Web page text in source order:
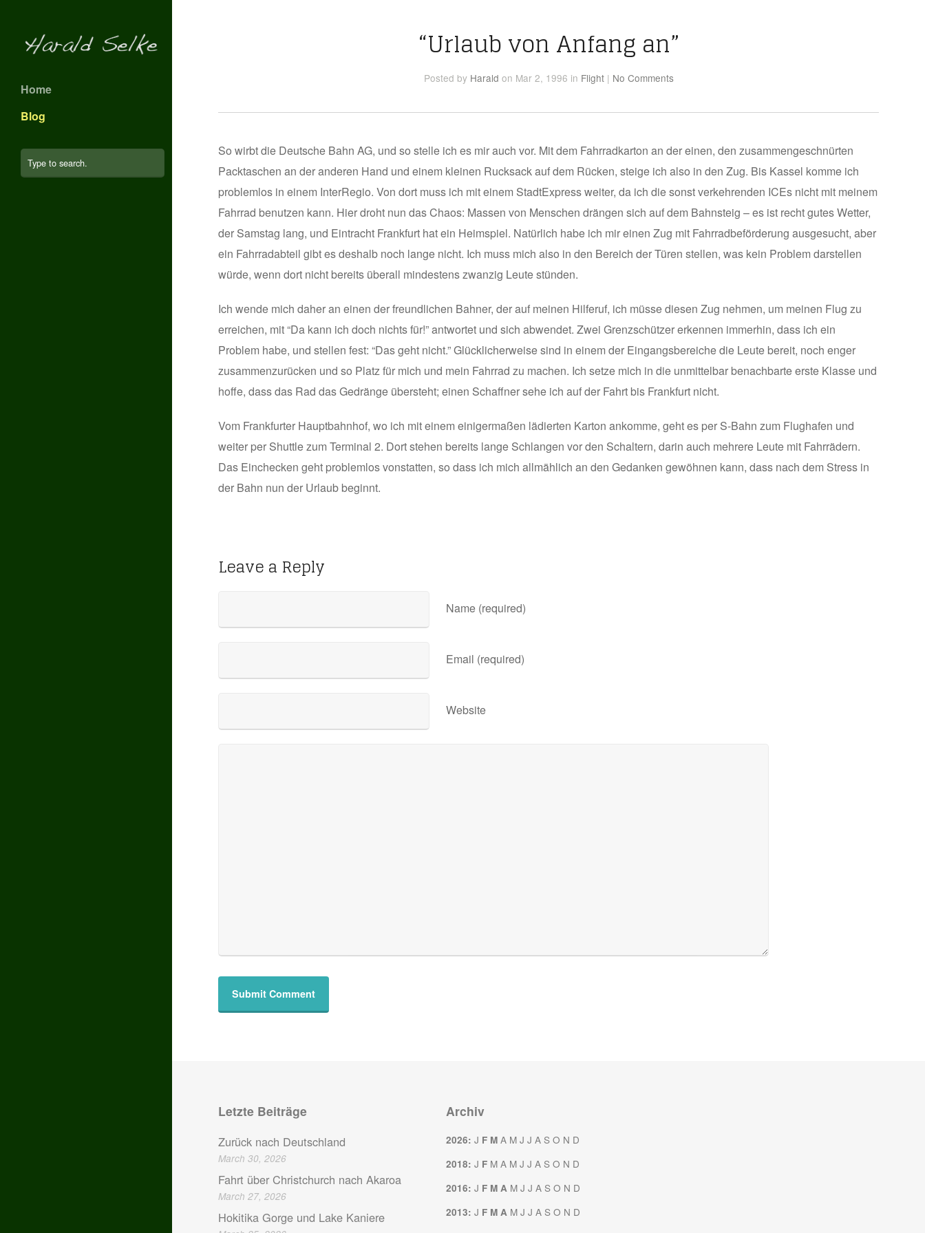
Home
Blog
“Urlaub von Anfang an”
Posted by Harald on Mar 2, 1996 in Flight | No Comments
So wirbt die Deutsche Bahn AG, und so stelle ich es mir auch vor. Mit dem Fahrradkarton an der einen, den zusammengeschnürten
Packtaschen an der anderen Hand und einem kleinen Rucksack auf dem Rücken, steige ich also in den Zug. Bis Kassel komme ich
problemlos in einem InterRegio. Von dort muss ich mit einem StadtExpress weiter, da ich die sonst verkehrenden ICEs nicht mit meinem
Fahrrad benutzen kann. Hier droht nun das Chaos: Massen von Menschen drängen sich auf dem Bahnsteig – es ist recht gutes Wetter,
der Samstag lang, und Eintracht Frankfurt hat ein Heimspiel. Natürlich habe ich mir einen Zug mit Fahrradbeförderung ausgesucht, aber
ein Fahrradabteil gibt es deshalb noch lange nicht. Ich muss mich also in den Bereich der Türen stellen, was kein Problem darstellen
würde, wenn dort nicht bereits überall mindestens zwanzig Leute stünden.
Ich wende mich daher an einen der freundlichen Bahner, der auf meinen Hilferuf, ich müsse diesen Zug nehmen, um meinen Flug zu
erreichen, mit “Da kann ich doch nichts für!” antwortet und sich abwendet. Zwei Grenzschützer erkennen immerhin, dass ich ein
Problem habe, und stellen fest: “Das geht nicht.” Glücklicherweise sind in einem der Eingangsbereiche die Leute bereit, noch enger
zusammenzurücken und so Platz für mich und mein Fahrrad zu machen. Ich setze mich in die unmittelbar benachbarte erste Klasse und
hoffe, dass das Rad das Gedränge übersteht; einen Schaffner sehe ich auf der Fahrt bis Frankfurt nicht.
Vom Frankfurter Hauptbahnhof, wo ich mit einem einigermaßen lädierten Karton ankomme, geht es per S-Bahn zum Flughafen und
weiter per Shuttle zum Terminal 2. Dort stehen bereits lange Schlangen vor den Schaltern, darin auch mehrere Leute mit Fahrrädern.
Das Einchecken geht problemlos vonstatten, so dass ich mich allmählich an den Gedanken gewöhnen kann, dass nach dem Stress in
der Bahn nun der Urlaub beginnt.
Leave a Reply
Name (required)
Email (required)
Website
Letzte Beiträge
Zurück nach Deutschland
March 30, 2026
Fahrt über Christchurch nach Akaroa
March 27, 2026
Hokitika Gorge und Lake Kaniere
Archiv
2026:J F M A M J J A S O N D
2018:J F M A M J J A S O N D
2016:J F M A M J J A S O N D
2013:J F M A M J J A S O N D